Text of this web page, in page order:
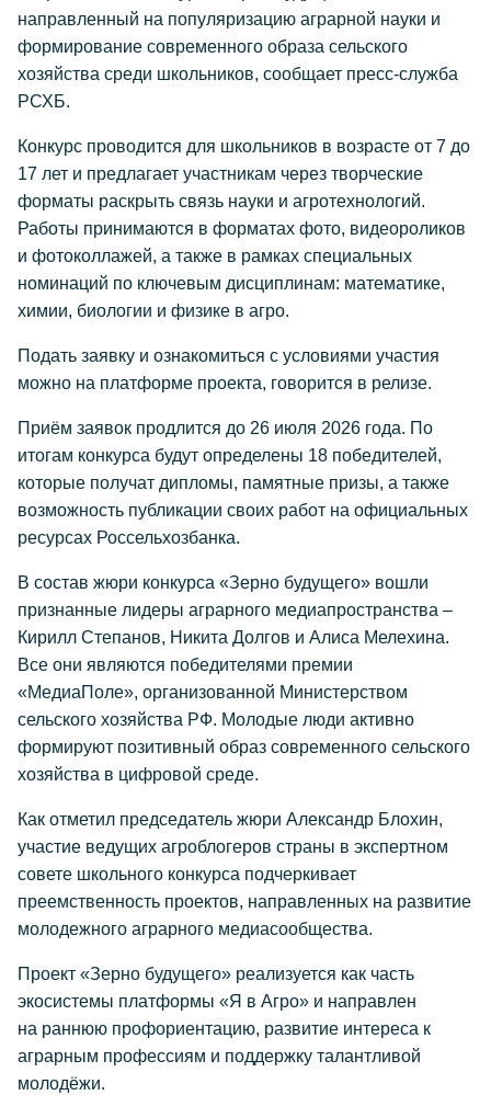
направленный на популяризацию аграрной науки и
формирование современного образа сельского
хозяйства среди школьников, сообщает пресс-служба
РСХБ.
Конкурс проводится для школьников в возрасте от 7 до
17 лет и предлагает участникам через творческие
форматы раскрыть связь науки и агротехнологий.
Работы принимаются в форматах фото, видеороликов
и фотоколлажей, а также в рамках специальных
номинаций по ключевым дисциплинам: математике,
химии, биологии и физике в агро.
Подать заявку и ознакомиться с условиями участия
можно на платформе проекта, говорится в релизе.
Приём заявок продлится до 26 июля 2026 года. По
итогам конкурса будут определены 18 победителей,
которые получат дипломы, памятные призы, а также
возможность публикации своих работ на официальных
ресурсах Россельхозбанка.
В состав жюри конкурса «Зерно будущего» вошли
признанные лидеры аграрного медиапространства –
Кирилл Степанов, Никита Долгов и Алиса Мелехина.
Все они являются победителями премии
«МедиаПоле», организованной Министерством
сельского хозяйства РФ. Молодые люди активно
формируют позитивный образ современного сельского
хозяйства в цифровой среде.
Как отметил председатель жюри Александр Блохин,
участие ведущих агроблогеров страны в экспертном
совете школьного конкурса подчеркивает
преемственность проектов, направленных на развитие
молодежного аграрного медиасообщества.
Проект «Зерно будущего» реализуется как часть
экосистемы платформы «Я в Агро» и направлен
на раннюю профориентацию, развитие интереса к
аграрным профессиям и поддержку талантливой
молодёжи.